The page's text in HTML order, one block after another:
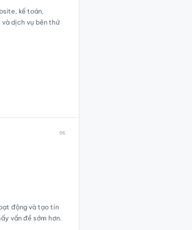
kế toán,
và dịch vụ bên thứ
06
động và tạo tín
vấn đề sớm hơn.